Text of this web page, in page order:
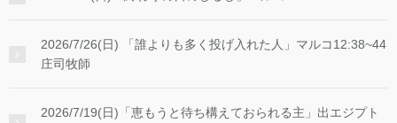
2026/7/26(日) 「誰よりも多く投げ入れた人」マルコ12:38~44
庄司牧師
2026/7/19(日)「恵もうと待ち構えておられる主」出エジプト